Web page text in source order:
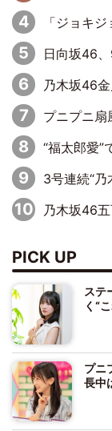
「ジョキジョキ
日向坂46、9月30日に18th
乃木坂46金
プニプニ扇風機に
“福太郎愛”で話題…
3号連続“乃木坂46祭り”
乃木坂46五百城茉央、ル
PICK UP
ステ
く“
プニ
長中